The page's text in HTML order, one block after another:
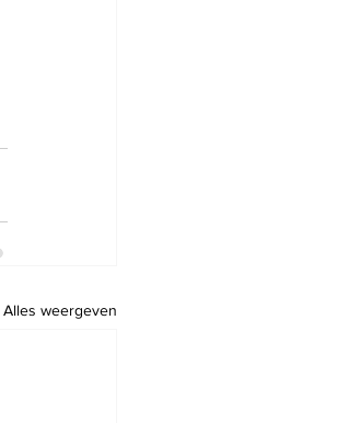
Alles weergeven